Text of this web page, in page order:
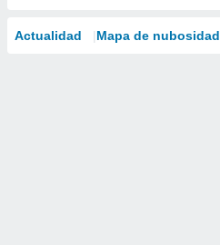
Actualidad Mapa de nubosidad